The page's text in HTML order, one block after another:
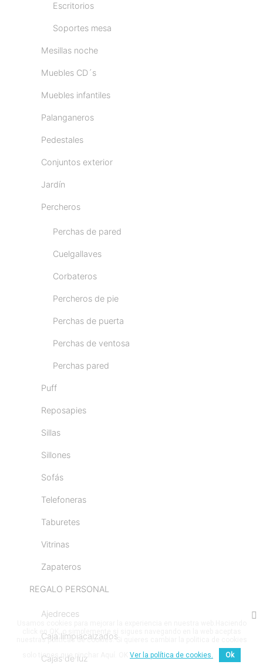
Escritorios
Soportes mesa
Mesillas noche
Muebles CD´s
Muebles infantiles
Palanganeros
Pedestales
Conjuntos exterior
Jardín
Percheros
Perchas de pared
Cuelgallaves
Corbateros
Percheros de pie
Perchas de puerta
Perchas de ventosa
Perchas pared
Puff
Reposapies
Sillas
Sillones
Sofás
Telefoneras
Taburetes
Vitrinas
Zapateros
REGALO PERSONAL
Ajedreces
Caja limpiacalzados
Cajas de luz
click en OK, o simplemente si sigues navegando en la web aceptas
nuestras politicas de cookies. Si quieres cambiar la politica de cookies
solo tienes que pinchar Aquí. OK Ver la política de cookies. Ok